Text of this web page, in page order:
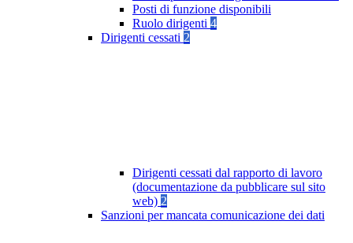
Posti di funzione disponibili
Ruolo dirigenti 4
Dirigenti cessati 2
Dirigenti cessati dal rapporto di lavoro
(documentazione da pubblicare sul sito
web) 2
Sanzioni per mancata comunicazione dei dati